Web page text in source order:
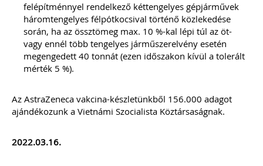
felépítménnyel rendelkező kéttengelyes gépjárművek
háromtengelyes félpótkocsival történő közlekedése
során, ha az össztömeg max. 10 %-kal lépi túl az öt-
vagy ennél több tengelyes járműszerelvény esetén
megengedett 40 tonnát (ezen időszakon kívül a tolerált
mérték 5 %).
Az AstraZeneca vakcina-készletünkből 156.000 adagot
ajándékozunk a Vietnámi Szocialista Köztársaságnak.
2022.03.16.